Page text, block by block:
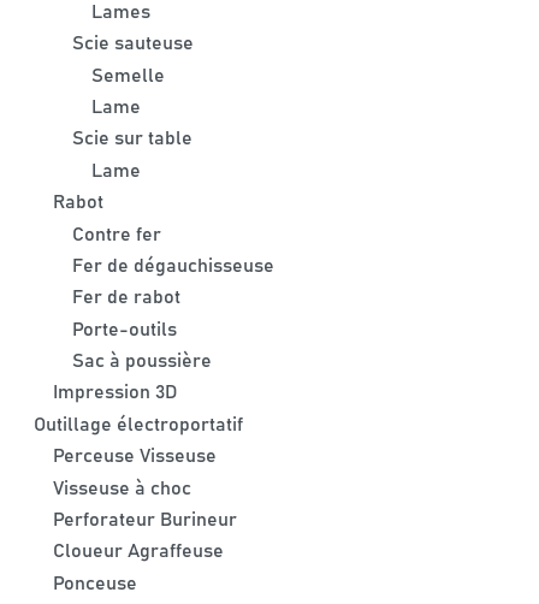
Lames
Scie sauteuse
Semelle
Lame
Scie sur table
Lame
Rabot
Contre fer
Fer de dégauchisseuse
Fer de rabot
Porte-outils
Sac à poussière
Impression 3D
Outillage électroportatif
Perceuse Visseuse
Visseuse à choc
Perforateur Burineur
Cloueur Agraffeuse
Ponceuse